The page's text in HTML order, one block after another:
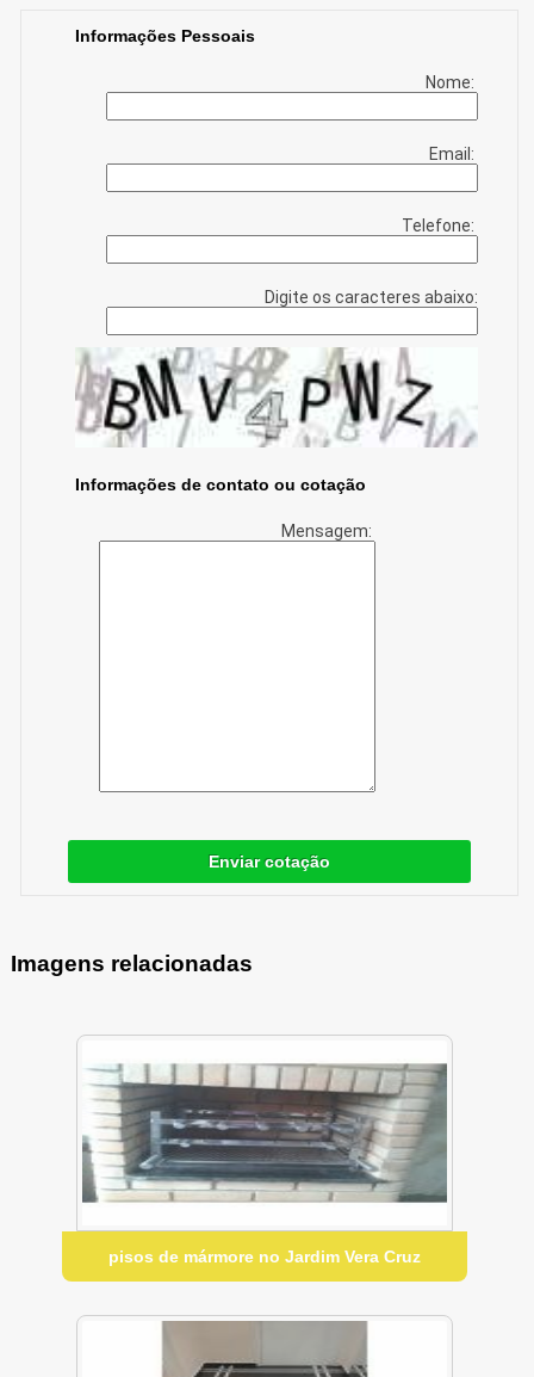
Informações Pessoais
Nome:
Email:
Telefone:
Digite os caracteres abaixo:
Informações de contato ou cotação
Mensagem:
Enviar cotação
Imagens relacionadas
pisos de mármore no Jardim Vera Cruz